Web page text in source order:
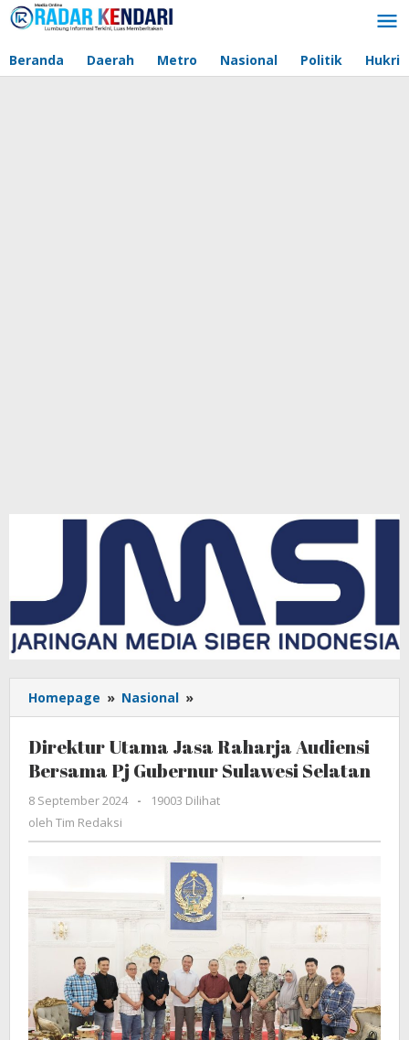
Lewati
ke
Beranda Daerah Metro Nasional Politik
Homepage » Nasional »
Utama
Raharja
Audiensi
Bersama
Selatan
Direktur Utama Jasa Raharja Audiensi
Bersama Pj Gubernur Sulawesi Selatan
8 September 2024
oleh
-
19003 Dilihat
oleh Tim Redaksi